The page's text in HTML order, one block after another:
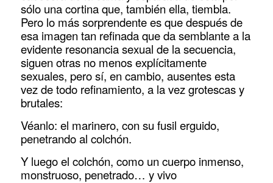
sólo una cortina que, también ella, tiembla.
Pero lo más sorprendente es que después de
esa imagen tan refinada que da semblante a la
evidente resonancia sexual de la secuencia,
siguen otras no menos explícitamente
sexuales, pero sí, en cambio, ausentes esta
vez de todo refinamiento, a la vez grotescas y
brutales:
Véanlo: el marinero, con su fusil erguido,
penetrando al colchón.
Y luego el colchón, como un cuerpo inmenso,
monstruoso, penetrado… y vivo